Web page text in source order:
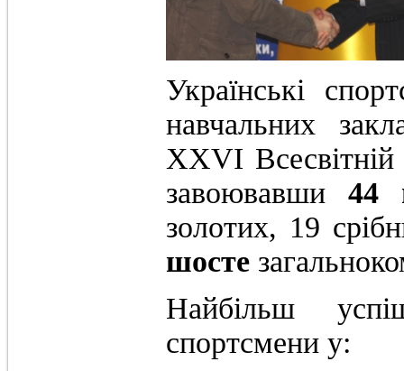
Українські
навчальних
ХХVІ Всесвітній
завоювавши44
золотих, 19
шосте
Найбільш
спортсмени у: